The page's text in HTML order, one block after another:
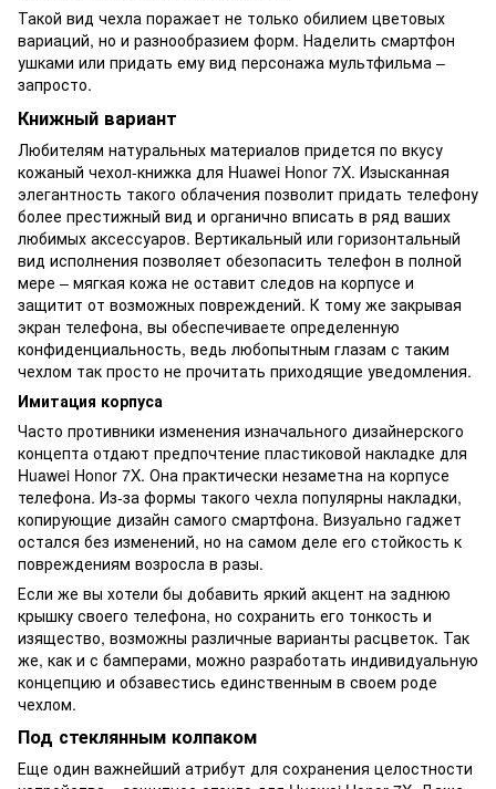
Такой вид чехла поражает не только обилием цветовых
вариаций, но и разнообразием форм. Наделить смартфон
ушками или придать ему вид персонажа мультфильма –
запросто.
Книжный вариант
Любителям натуральных материалов придется по вкусу
кожаный чехол-книжка для Huawei Honor 7X. Изысканная
элегантность такого облачения позволит придать телефону
более престижный вид и органично вписать в ряд ваших
любимых аксессуаров. Вертикальный или горизонтальный
вид исполнения позволяет обезопасить телефон в полной
мере – мягкая кожа не оставит следов на корпусе и
защитит от возможных повреждений. К тому же закрывая
экран телефона, вы обеспечиваете определенную
конфиденциальность, ведь любопытным глазам с таким
чехлом так просто не прочитать приходящие уведомления.
Имитация корпуса
Часто противники изменения изначального дизайнерского
концепта отдают предпочтение пластиковой накладке для
Huawei Honor 7X. Она практически незаметна на корпусе
телефона. Из-за формы такого чехла популярны накладки,
копирующие дизайн самого смартфона. Визуально гаджет
остался без изменений, но на самом деле его стойкость к
повреждениям возросла в разы.
Если же вы хотели бы добавить яркий акцент на заднюю
крышку своего телефона, но сохранить его тонкость и
изящество, возможны различные варианты расцветок. Так
же, как и с бамперами, можно разработать индивидуальную
концепцию и обзавестись единственным в своем роде
чехлом.
Под стеклянным колпаком
Еще один важнейший атрибут для сохранения целостности